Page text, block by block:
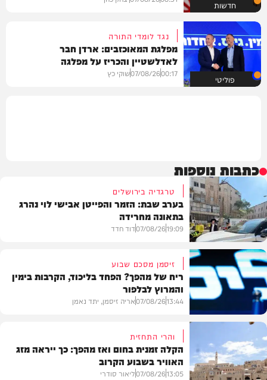
חדשות
פוליטי
נגד לומדי התורה
מפלגת המאוכזבים: ארדן חבר
לאדלשטיין והכריז על מפלגה
00:17
07/08/26שוקי כץ
כתבות נוספות
בארץ
טרגדיה בירושלים
בערב שבת: הזמר והפייטן אבישי לוי נהרג
בתאונה מחרידה
19:09
07/08/26דוד חדד
פוליטי
זיסמן מסכם שבוע
ריח של מהפך? הפחד בליכוד, הקרבות בימין
והמרוץ לבלפור
13:44
07/08/26אריה זיסמן, יתד נאמן
והרי התחזית
הקלה זמנית בחום ואז מהפך: כך ייראה מזג
האוויר בשבוע הקרוב
13:05
07/08/26ליאור סודרי